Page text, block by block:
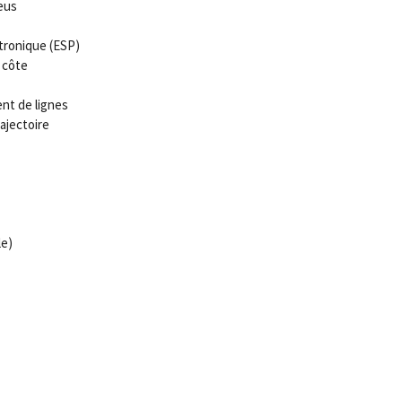
(ESP)
côte
de lignes